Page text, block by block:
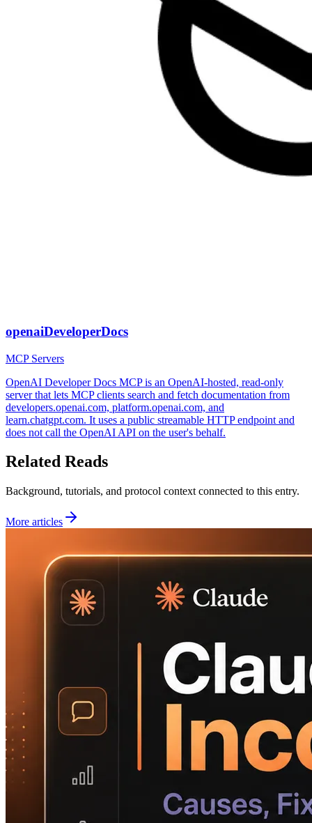
openaiDeveloperDocs
MCP Servers
OpenAI Developer Docs MCP is an OpenAI-hosted, read-only
server that lets MCP clients search and fetch documentation from
developers.openai.com, platform.openai.com, and
learn.chatgpt.com. It uses a public streamable HTTP endpoint and
does not call the OpenAI API on the user's behalf.
Related Reads
Background, tutorials, and protocol context connected to this entry.
More articles